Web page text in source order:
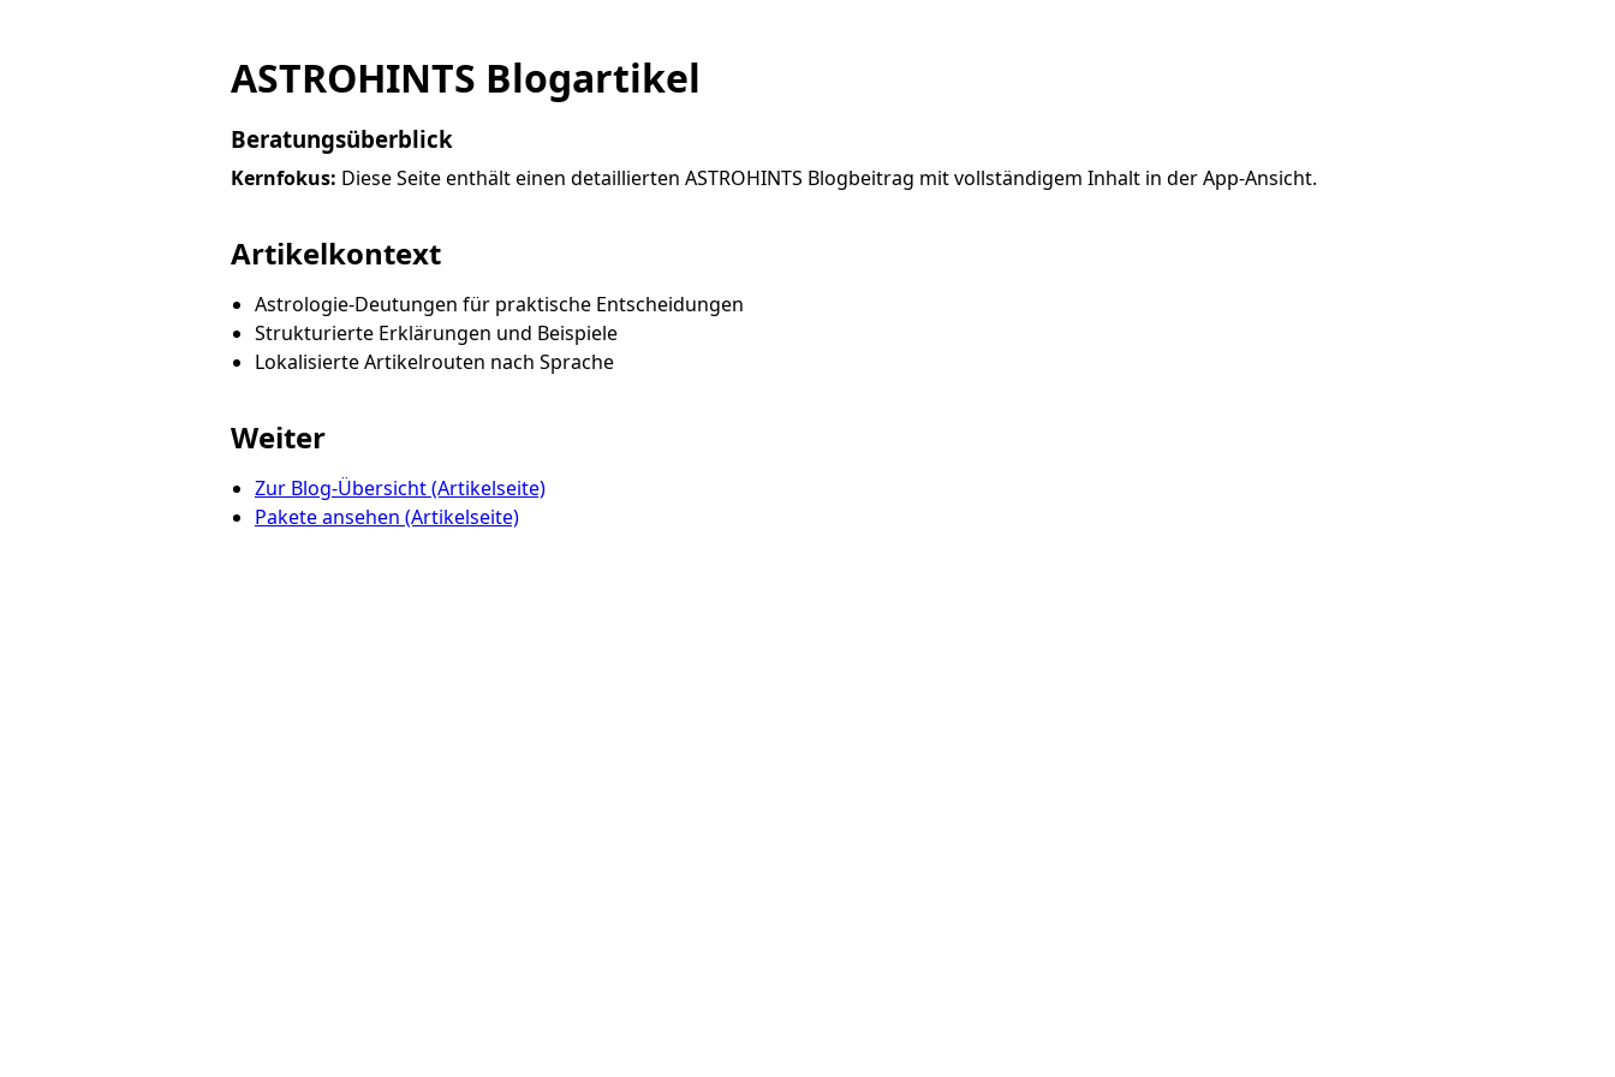
ASTROHINTS Blogartikel
Beratungsüberblick
Kernfokus: Diese Seite enthält einen detaillierten ASTROHINTS Blogbeitrag mit vollständigem Inhalt in der App-Ansicht.
Artikelkontext
Astrologie-Deutungen für praktische Entscheidungen
Strukturierte Erklärungen und Beispiele
Lokalisierte Artikelrouten nach Sprache
Weiter
Zur Blog-Übersicht (Artikelseite)
Pakete ansehen (Artikelseite)